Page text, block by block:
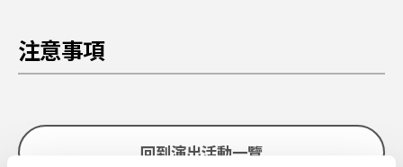
注意事項
回到演出活動一覽